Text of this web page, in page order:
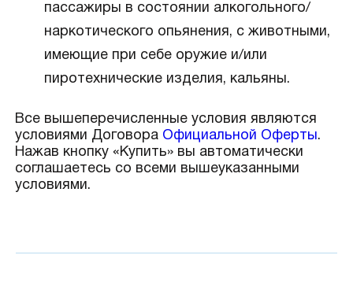
пассажиры в состоянии алкогольного/
наркотического опьянения, с животными,
имеющие при себе оружие и/или
пиротехнические изделия, кальяны.
Все вышеперечисленные условия являются
условиями Договора Официальной Оферты.
Нажав кнопку «Купить» вы автоматически
соглашаетесь со всеми вышеуказанными
условиями.